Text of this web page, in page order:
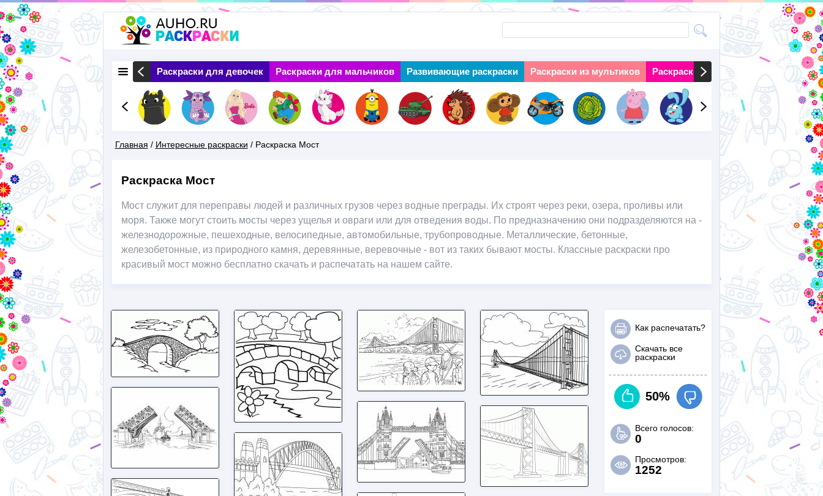
основному
содержанию
Раскраски Природа Раскраски для девочек Раскраски для мальчиков Развивающие раскраски Раскраски из мультиков Раскраски на праздники
Next
Здесь
Главная / Интересные раскраски / Раскраска Мост
Раскраска Мост
Мост служит для переправы людей и различных грузов через водные преграды. Их строят через реки, озера, проливы или
моря. Также могут стоить мосты через ущелья и овраги или для отведения воды. По предназначению они подразделяются на -
железнодорожные, пешеходные, велосипедные, автомобильные, трубопроводные. Металлические, бетонные,
железобетонные, из природного камня, деревянные, веревочные - вот из таких бывают мосты. Классные раскраски про
красивый мост можно бесплатно скачать и распечатать на нашем сайте.
Как распечатать?
Скачать все
раскраски
50%
Всего голосов:
0
Просмотров:
1252